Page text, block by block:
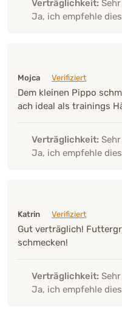
Verträglichkeit:
Ja, ich empfehle
Mojca
Verifiziert
Dem kleinen Pippo
ach ideal als trainings
Verträglichkeit:
Ja, ich empfehle
Katrin
Verifiziert
Gut verträglich!
schmecken!
Verträglichkeit:
Ja, ich empfehle